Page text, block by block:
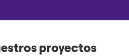
proyectos